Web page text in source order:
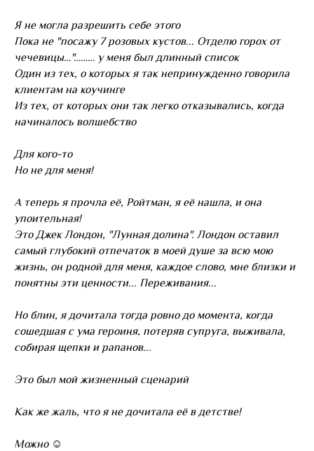
Я не могла разрешить себе этого
Пока не "посажу 7 розовых кустов... Отделю горох от
чечевицы…"……… у меня был длинный список
Один из тех, о которых я так непринужденно говорила
клиентам на коучинге
Из тех, от которых они так легко отказывались, когда
начиналось волшебство
Для кого-то
Но не для меня!
А теперь я прочла её, Ройтман, я её нашла, и она
упоительная!
Это Джек Лондон, "Лунная долина". Лондон оставил
самый глубокий отпечаток в моей душе за всю мою
жизнь, он родной для меня, каждое слово, мне близки и
понятны эти ценности... Переживания...
Но блин, я дочитала тогда ровно до момента, когда
сошедшая с ума героиня, потеряв супруга, выживала,
собирая щепки и рапанов...
Это был мой жизненный сценарий
Как же жаль, что я не дочитала её в детстве!
Можно ☺